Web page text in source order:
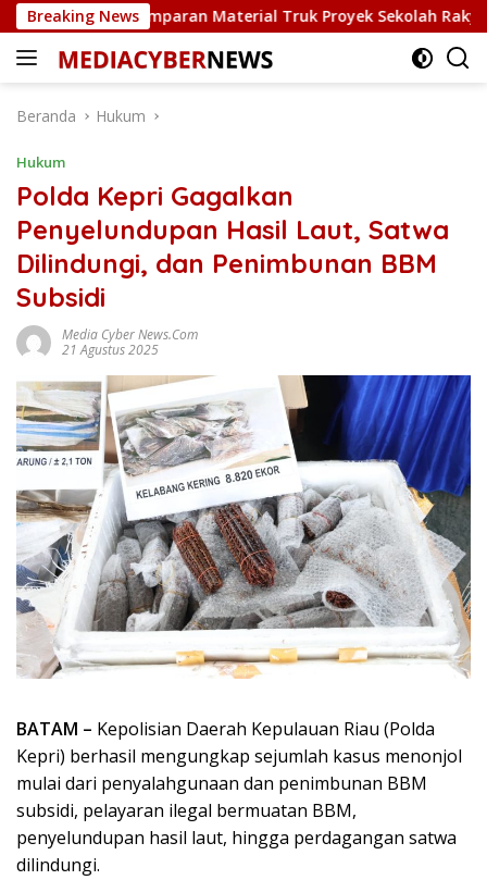
Langsung
ke
konten
Breaking News
Lemparan Material Truk Proyek Sekolah Rakyat di
Beranda Hukum
Hukum
Polda Kepri Gagalkan
Penyelundupan Hasil Laut, Satwa
Dilindungi, dan Penimbunan BBM
Subsidi
Media Cyber News.Com
21 Agustus 2025
BATAM – Kepolisian Daerah Kepulauan Riau (Polda
Kepri) berhasil mengungkap sejumlah kasus menonjol
mulai dari penyalahgunaan dan penimbunan BBM
subsidi, pelayaran ilegal bermuatan BBM,
penyelundupan hasil laut, hingga perdagangan satwa
dilindungi.